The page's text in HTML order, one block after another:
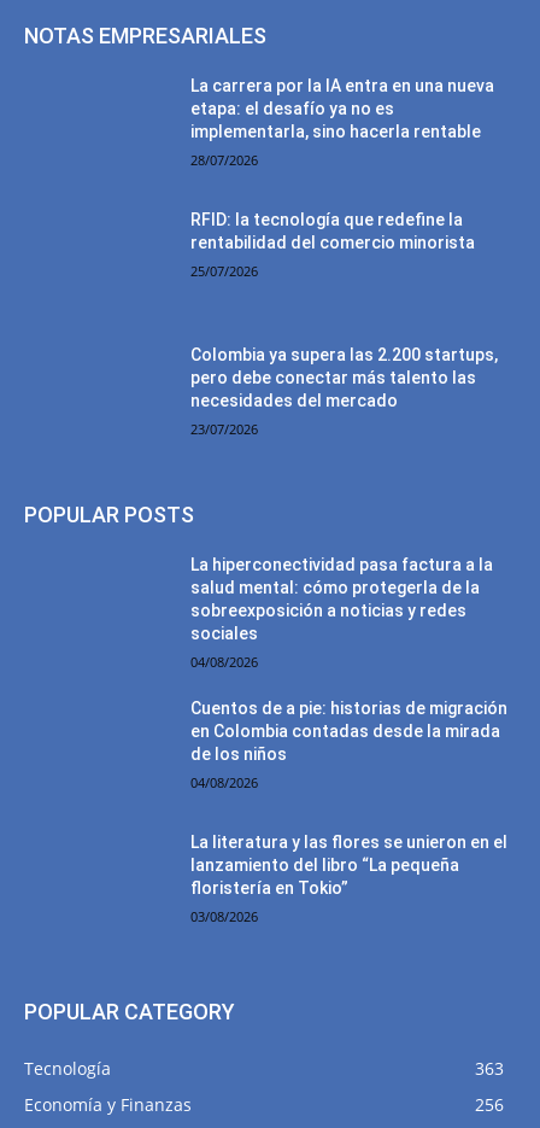
NOTAS EMPRESARIALES
La carrera por la IA entra en una nueva
etapa: el desafío ya no es
implementarla, sino hacerla rentable
28/07/2026
RFID: la tecnología que redefine la
rentabilidad del comercio minorista
25/07/2026
Colombia ya supera las 2.200 startups,
pero debe conectar más talento las
necesidades del mercado
23/07/2026
POPULAR POSTS
La hiperconectividad pasa factura a la
salud mental: cómo protegerla de la
sobreexposición a noticias y redes
sociales
04/08/2026
Cuentos de a pie: historias de migración
en Colombia contadas desde la mirada
de los niños
04/08/2026
La literatura y las flores se unieron en el
lanzamiento del libro “La pequeña
floristería en Tokio”
03/08/2026
POPULAR CATEGORY
Tecnología
363
Economía y Finanzas
256